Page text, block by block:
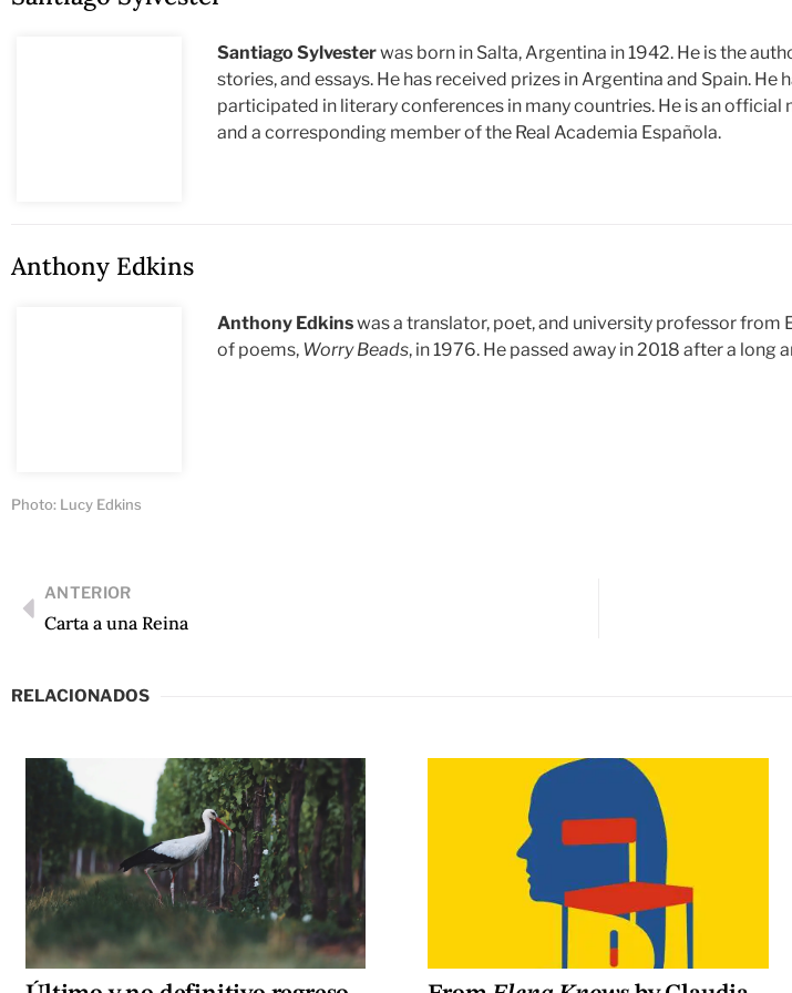
Santiago Sylvesterwas born in Salta, Argentina in 1942. He is the
stories, and essays. He has received prizes in Argentina and Spain. He
participated in literary conferences in many countries. He is an
and a corresponding member of the Real Academia Española.
Anthony Edkins
Photo: Lucy Edkins
Anthony Edkinswas a translator, poet, and university professor from
of poems, Worry Beads, in 1976. He passed away in 2018 after a long
ANTERIOR
Carta a una Reina
RELACIONADOS